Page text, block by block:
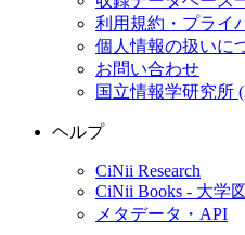
利用規約・プライ
個人情報の扱いに
お問い合わせ
国立情報学研究所
ヘルプ
CiNii Research
CiNii Books - 大学
メタデータ・API